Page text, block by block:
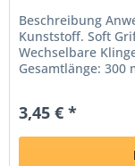
Beschreibung
Kunststoff. Soft
Wechselbare
Gesamtlänge: 300
3,45 € *